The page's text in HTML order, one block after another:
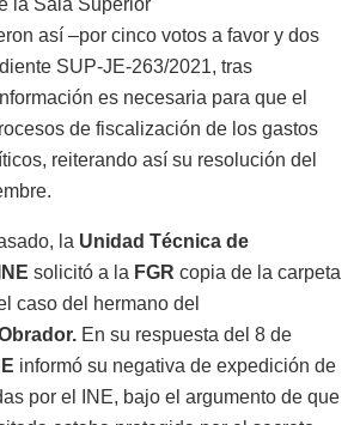
así –por cinco votos a favor y dos
SUP-JE-263/2021, tras
es necesaria para que el
de fiscalización de los gastos
reiterando así su resolución del
la Unidad Técnica de
INE solicitó a la FGR copia de la carpeta
caso del hermano del
En su respuesta del 8 de
informó su negativa de expedición de
por el INE, bajo el argumento de que